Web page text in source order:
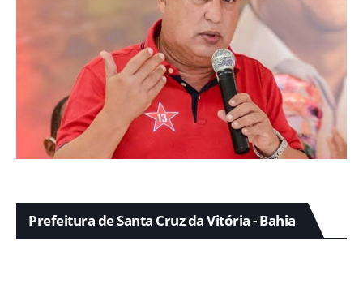
Prefeitura de Santa Cruz da Vitória - Bahia